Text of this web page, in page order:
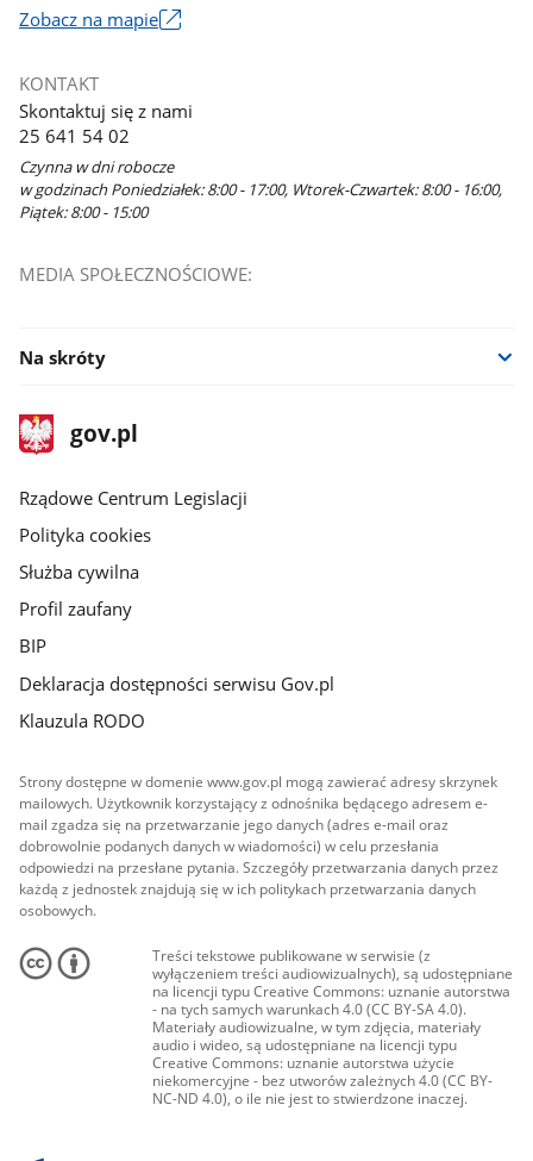
Zobacz na mapieLink
nowym
KONTAKT
Skontaktuj się z nami
25 641 54 02
Czynna w dni robocze
w godzinach Poniedziałek: 8:00 - 17:00, Wtorek-Czwartek: 8:00 - 16:00,
Piątek: 8:00 - 15:00
MEDIA SPOŁECZNOŚCIOWE:
Na skróty
stopka
gov.plStrona
gov.pl
Rządowe Centrum Legislacji
Polityka cookies
Służba cywilna
Profil zaufany
BIP
Deklaracja dostępności serwisu Gov.pl
Klauzula RODO
Strony dostępne w domenie www.gov.pl mogą zawierać adresy skrzynek
mailowych. Użytkownik korzystający z odnośnika będącego adresem e-
mail zgadza się na przetwarzanie jego danych (adres e-mail oraz
dobrowolnie podanych danych w wiadomości) w celu przesłania
odpowiedzi na przesłane pytania. Szczegóły przetwarzania danych przez
każdą z jednostek znajdują się w ich politykach przetwarzania danych
osobowych.
Treści tekstowe publikowane w serwisie (z
wyłączeniem treści audiowizualnych), są udostępniane
na licencji typu Creative Commons: uznanie autorstwa
- na tych samych warunkach 4.0 (CC BY-SA 4.0).
Materiały audiowizualne, w tym zdjęcia, materiały
audio i wideo, są udostępniane na licencji typu
Creative Commons: uznanie autorstwa użycie
niekomercyjne - bez utworów zależnych 4.0 (CC BY-
NC-ND 4.0), o ile nie jest to stwierdzone inaczej.